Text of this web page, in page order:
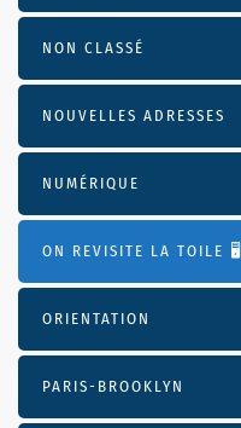
NON CLASSÉ
NOUVELLES ADRESSES
NUMÉRIQUE
ON REVISITE LA TOILE 🖥️
ORIENTATION
PARIS-BROOKLYN